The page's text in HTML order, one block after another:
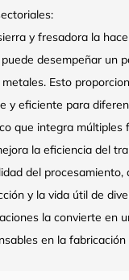
y fresadora la
desempeñar un
Esto
y eficiente para
que integra múltiples
la eficiencia del
del procesamiento,
y la vida útil de
la convierte en
en la fabricación